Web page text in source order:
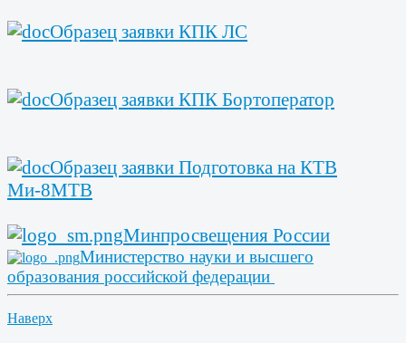
Образец заявки КПК ЛС
Образец заявки КПК Бортоператор
Образец заявки Подготовка на КТВ
Ми-8МТВ
Минпросвещения России
Министерство науки и высшего
образования российской федерации
Наверх